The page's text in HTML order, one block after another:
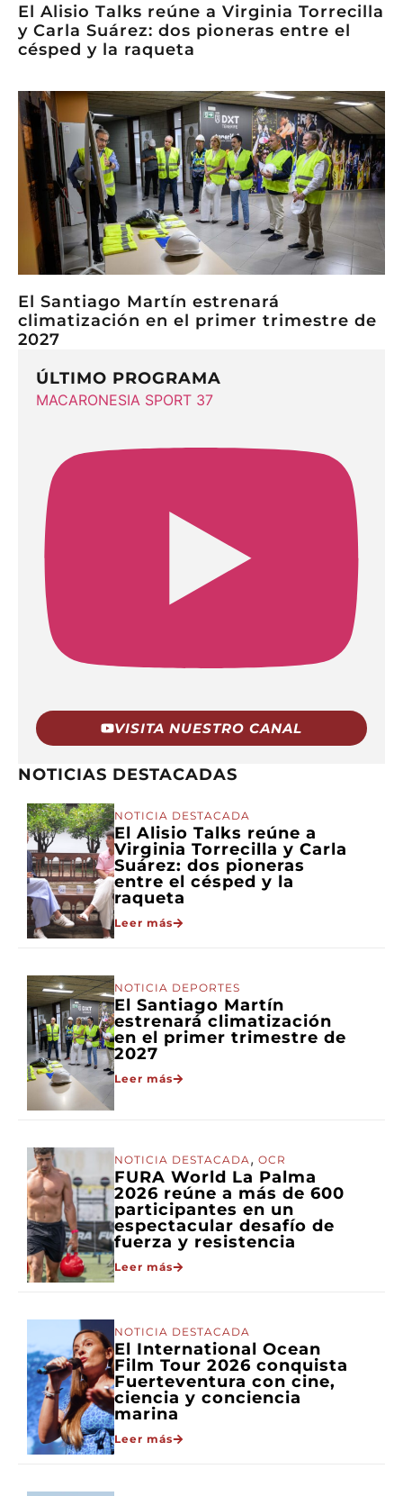
El Alisio Talks reúne a Virginia Torrecilla
y Carla Suárez: dos pioneras entre el
césped y la raqueta
El Santiago Martín estrenará
climatización en el primer trimestre de
2027
ÚLTIMO PROGRAMA
MACARONESIA SPORT 37
VISITA NUESTRO CANAL
NOTICIAS DESTACADAS
NOTICIA DESTACADA
El Alisio Talks reúne a
Virginia Torrecilla y Carla
Suárez: dos pioneras
entre el césped y la
raqueta
Leer más
NOTICIA DEPORTES
El Santiago Martín
estrenará climatización
en el primer trimestre de
2027
Leer más
NOTICIA DESTACADA , OCR
FURA World La Palma
2026 reúne a más de 600
participantes en un
espectacular desafío de
fuerza y resistencia
Leer más
NOTICIA DESTACADA
El International Ocean
Film Tour 2026 conquista
Fuerteventura con cine,
ciencia y conciencia
marina
Leer más